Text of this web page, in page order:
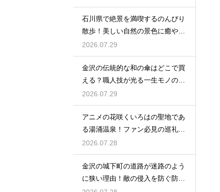
石川県で絶景を満喫するのんびり
散歩！美しい自然の景色に癒やさ
れる休日
2026.07.29
金沢の伝統的な和の傘はどこで買
える？職人技が光る一生モノの工
芸品
2026.07.29
アニメの花咲くいろはの聖地であ
る湯涌温泉！ファン必見の巡礼ス
ポット
2026.07.28
金沢の城下町の道路が迷路のよう
に狭い理由！敵の侵入を防ぐ防衛